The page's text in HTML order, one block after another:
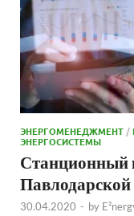
ЭНЕРГОМЕНЕДЖМЕНТ /
ЭНЕРГОСИСТЕМЫ
Станционный
30.04.2020 - by